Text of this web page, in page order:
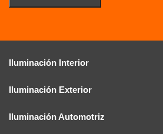
Iluminación Interior
Iluminación Exterior
Iluminación Automotriz